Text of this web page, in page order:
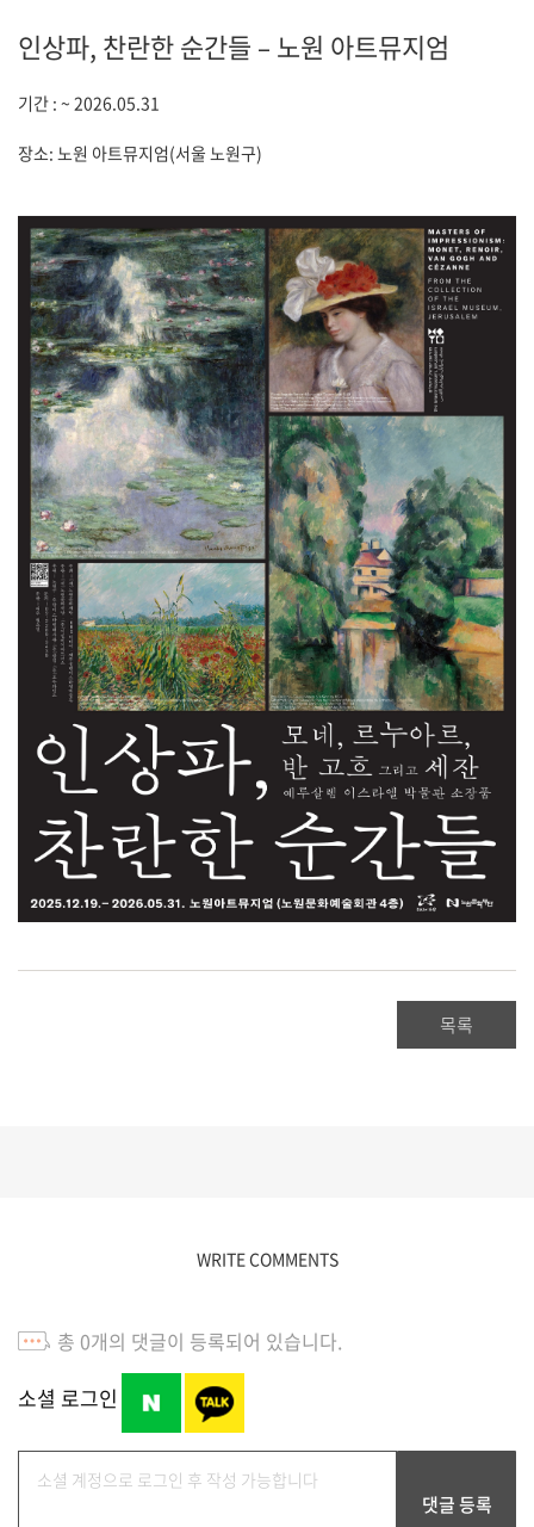
인상파, 찬란한 순간들 – 노원 아트뮤지엄
기간 : ~ 2026.05.31
장소: 노원 아트뮤지엄(서울 노원구)
목록
WRITE COMMENTS
총 0개의 댓글이 등록되어 있습니다.
소셜 로그인